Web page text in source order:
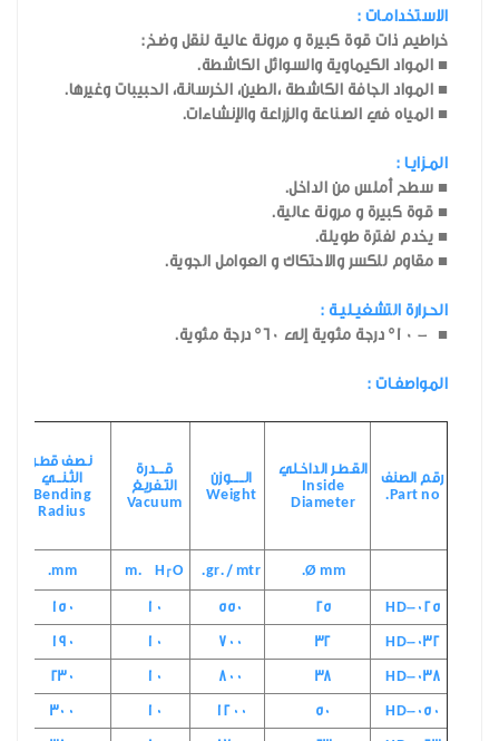
الاستخدامـات :
خراطيم ذات قوة كبيرة و مرونة عالية لنقل وضخ:
■ المواد الكيماوية والسوائل الكاشطة.
■ المواد الجافة الكاشطة ،الطين، الخرسانة، الحبيبات وغيرها.
■ المياه في الصناعة والزراعة والإنشاءات.
المـزايـا :
■ سطح أملس من الداخل.
■ قوة كبيرة و مرونة عالية.
■ يخدم لفترة طويلة.
■ مقاوم للكسر والاحتكاك و العوامل الجوية.
الحـرارة التشغيـليـة :
■ - °10 درجة مئوية إلى 60° درجة مئوية.
المواصفـات :
رقم الصنف
Part no.
القـطـر الداخـلي
Inside
Diameter
الـــــوزن
Weight
قـــدرة
التـفريـغ
Vacuum
نـصف قطـر
الثـنــي
Bending
Radius
Ø mm.
gr. / mtr.
m. H 2O
mm.
HD-025
25
550
10
150
HD-032
32
700
10
190
HD-038
38
800
10
230
HD-050
50
1200
10
300